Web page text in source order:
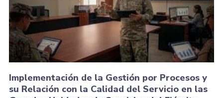
Implementación de la Gestión por Procesos y
su Relación con la Calidad del Servicio en las